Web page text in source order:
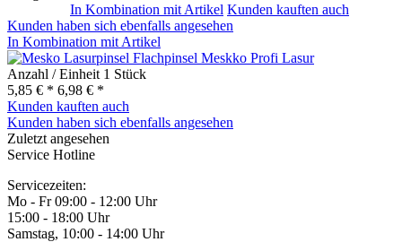
In Kombination mit Artikel Kunden kauften auch
Kunden haben sich ebenfalls angesehen
In Kombination mit Artikel
Flachpinsel Meskko Profi Lasur
Anzahl / Einheit 1 Stück
5,85 € * 6,98 € *
Kunden kauften auch
Kunden haben sich ebenfalls angesehen
Zuletzt angesehen
Service Hotline
Servicezeiten:
Mo - Fr 09:00 - 12:00 Uhr
15:00 - 18:00 Uhr
Samstag, 10:00 - 14:00 Uhr